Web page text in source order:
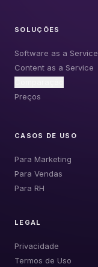
SOLUÇÕES
Software as a Service
Content as a Service
Preços
CASOS DE USO
Para Marketing
Para Vendas
Para RH
LEGAL
Privacidade
Termos de Uso